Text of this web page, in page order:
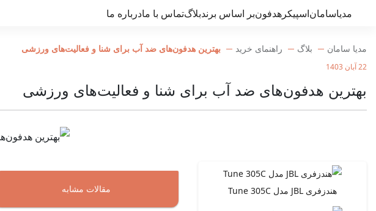
مدیاساماناسپیکر هدفونبر اساس برندبلاگتماس با مادرباره ما
مدیا سامان بلاگ راهنمای خرید بهترین هدفون‌های ضد آب برای شنا و فعالیت‌های ورزشی
22 آبان 1403
بهترین هدفون‌های ضد آب برای شنا و فعالیت‌های ورزشی
مقالات مشابه هندزفری JBL مدل Tune 305C